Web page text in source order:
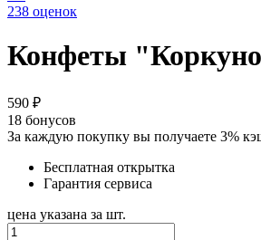
238 оценок
Конфеты
590 ₽
18 бонусов
За каждую покупку вы получаете 3%
Бесплатная открытка
Гарантия сервиса
цена указана за шт.